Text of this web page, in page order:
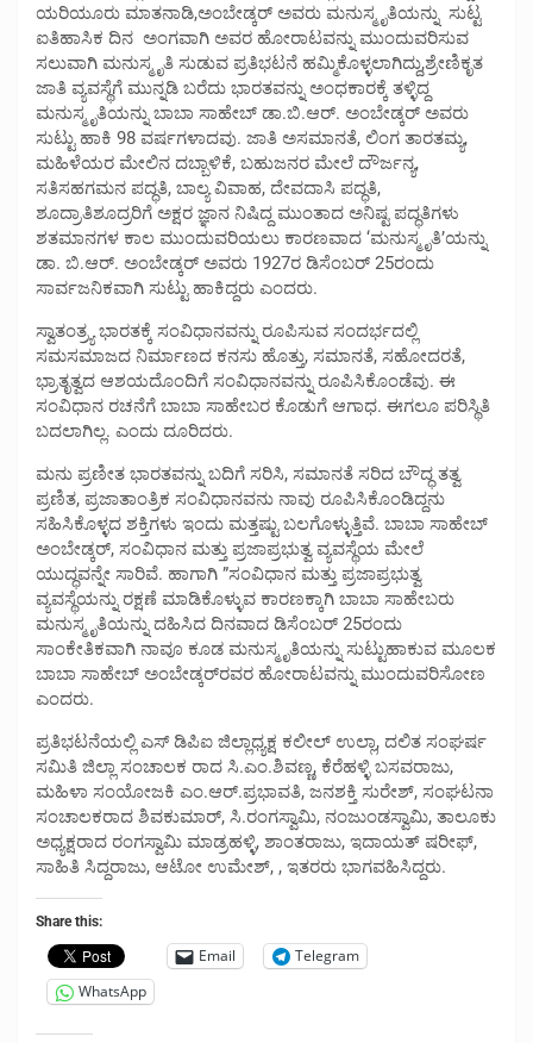
ಯರಿಯೂರು ಮಾತನಾಡಿ,ಅಂಬೇಡ್ಕರ್ ಅವರು ಮನುಸ್ಮೃತಿಯನ್ನು ಸುಟ್ಟ
ಐತಿಹಾಸಿಕ ದಿನ ಅಂಗವಾಗಿ ಅವರ ಹೋರಾಟವನ್ನು ಮುಂದುವರಿಸುವ
ಸಲುವಾಗಿ ಮನುಸ್ಮೃತಿ ಸುಡುವ ಪ್ರತಿಭಟನೆ ಹಮ್ಮಿಕೊಳ್ಳಲಾಗಿದ್ದು,ಶ್ರೇಣಿಕೃತ
ಜಾತಿ ವ್ಯವಸ್ಥೆಗೆ ಮುನ್ನಡಿ ಬರೆದು ಭಾರತವನ್ನು ಅಂಧಕಾರಕ್ಕೆ ತಳ್ಳಿದ್ದ
ಮನುಸ್ಮೃತಿಯನ್ನು ಬಾಬಾ ಸಾಹೇಬ್ ಡಾ.ಬಿ.ಆ‌ರ್. ಅಂಬೇಡ್ಕ‌ರ್ ಅವರು
ಸುಟ್ಟು ಹಾಕಿ 98 ವರ್ಷಗಳಾದವು. ಜಾತಿ ಅಸಮಾನತೆ, ಲಿಂಗ ತಾರತಮ್ಯ,
ಮಹಿಳೆಯರ ಮೇಲಿನ ದಬ್ಬಾಳಿಕೆ, ಬಹುಜನರ ಮೇಲೆ ದೌರ್ಜನ್ಯ,
ಸತಿಸಹಗಮನ ಪದ್ಧತಿ, ಬಾಲ್ಯ ವಿವಾಹ, ದೇವದಾಸಿ ಪದ್ಧತಿ,
ಶೂದ್ರಾತಿಶೂದ್ರರಿಗೆ ಅಕ್ಷರ ಜ್ಞಾನ ನಿಷಿದ್ದ ಮುಂತಾದ ಅನಿಷ್ಟ ಪದ್ಧತಿಗಳು
ಶತಮಾನಗಳ ಕಾಲ ಮುಂದುವರಿಯಲು ಕಾರಣವಾದ ‘ಮನುಸ್ಮೃತಿ’ಯನ್ನು
ಡಾ. ಬಿ.ಆರ್. ಅಂಬೇಡ್ಕರ್ ಅವರು 1927ರ ಡಿಸೆಂಬ‌ರ್ 25ರಂದು
ಸಾರ್ವಜನಿಕವಾಗಿ ಸುಟ್ಟು ಹಾಕಿದ್ದರು ಎಂದರು.
ಸ್ವಾತಂತ್ರ್ಯ ಭಾರತಕ್ಕೆ ಸಂವಿಧಾನವನ್ನು ರೂಪಿಸುವ ಸಂದರ್ಭದಲ್ಲಿ
ಸಮಸಮಾಜದ ನಿರ್ಮಾಣದ ಕನಸು ಹೊತ್ತು, ಸಮಾನತೆ, ಸಹೋದರತೆ,
ಭ್ರಾತೃತ್ವದ ಆಶಯದೊಂದಿಗೆ ಸಂವಿಧಾನವನ್ನು ರೂಪಿಸಿಕೊಂಡೆವು. ಈ
ಸಂವಿಧಾನ ರಚನೆಗೆ ಬಾಬಾ ಸಾಹೇಬರ ಕೊಡುಗೆ ಆಗಾಧ. ಈಗಲೂ ಪರಿಸ್ಥಿತಿ
ಬದಲಾಗಿಲ್ಲ. ಎಂದು ದೂರಿದರು.
ಮನು ಪ್ರಣೀತ ಭಾರತವನ್ನು ಬದಿಗೆ ಸರಿಸಿ, ಸಮಾನತೆ ಸರಿದ ಬೌದ್ಧ ತತ್ವ
ಪ್ರಣಿತ, ಪ್ರಜಾತಾಂತ್ರಿಕ ಸಂವಿಧಾನವನು ನಾವು ರೂಪಿಸಿಕೊಂಡಿದ್ದನು
ಸಹಿಸಿಕೊಳ್ಳದ ಶಕ್ತಿಗಳು ಇಂದು ಮತ್ತಷ್ಟು ಬಲಗೊಳ್ಳುತ್ತಿವೆ. ಬಾಬಾ ಸಾಹೇಬ್
ಅಂಬೇಡ್ಕರ್, ಸಂವಿಧಾನ ಮತ್ತು ಪ್ರಜಾಪ್ರಭುತ್ವ ವ್ಯವಸ್ಥೆಯ ಮೇಲೆ
ಯುದ್ಧವನ್ನೇ ಸಾರಿವೆ. ಹಾಗಾಗಿ ”ಸಂವಿಧಾನ ಮತ್ತು ಪ್ರಜಾಪ್ರಭುತ್ವ
ವ್ಯವಸ್ಥೆಯನ್ನು ರಕ್ಷಣೆ ಮಾಡಿಕೊಳ್ಳುವ ಕಾರಣಕ್ಕಾಗಿ ಬಾಬಾ ಸಾಹೇಬರು
ಮನುಸ್ಮೃತಿಯನ್ನು ದಹಿಸಿದ ದಿನವಾದ ಡಿಸೆಂಬರ್ 25ರಂದು
ಸಾಂಕೇತಿಕವಾಗಿ ನಾವೂ ಕೂಡ ಮನುಸ್ಮೃತಿಯನ್ನು ಸುಟ್ಟುಹಾಕುವ ಮೂಲಕ
ಬಾಬಾ ಸಾಹೇಬ್ ಅಂಬೇಡ್ಕರ್‌ರವರ ಹೋರಾಟವನ್ನು ಮುಂದುವರಿಸೋಣ
ಎಂದರು.
ಪ್ರತಿಭಟನೆಯಲ್ಲಿ ಎಸ್ ಡಿಪಿಐ ಜಿಲ್ಲಾಧ್ಯಕ್ಷ ಕಲೀಲ್ ಉಲ್ಲಾ, ದಲಿತ ಸಂಘರ್ಷ
ಸಮಿತಿ ಜಿಲ್ಲಾ ಸಂಚಾಲಕ ರಾದ ಸಿ.ಎಂ.ಶಿವಣ್ಣ, ಕೆರೆಹಳ್ಳಿ ಬಸವರಾಜು,
ಮಹಿಳಾ ಸಂಯೋಜಕಿ ಎಂ.ಆರ್.ಪ್ರಭಾವತಿ, ಜನಶಕ್ತಿ ಸುರೇಶ್, ಸಂಘಟನಾ
ಸಂಚಾಲಕರಾದ ಶಿವಕುಮಾರ್, ಸಿ.ರಂಗಸ್ವಾಮಿ, ನಂಜುಂಡಸ್ವಾಮಿ, ತಾಲೂಕು
ಅಧ್ಯಕ್ಷರಾದ ರಂಗಸ್ವಾಮಿ ಮಾಡ್ರಹಳ್ಳಿ, ಶಾಂತರಾಜು, ಇದಾಯತ್ ಷರೀಫ್,
ಸಾಹಿತಿ ಸಿದ್ದರಾಜು, ಆಟೋ ಉಮೇಶ್, , ಇತರರು ಭಾಗವಹಿಸಿದ್ದರು.
Share this:
Email
Telegram
WhatsApp